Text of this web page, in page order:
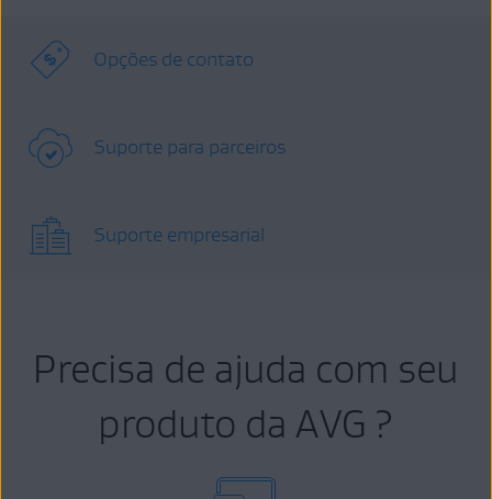
Opções de contato
Suporte para parceiros
Suporte empresarial
Precisa de ajuda com seu
produto da AVG ?